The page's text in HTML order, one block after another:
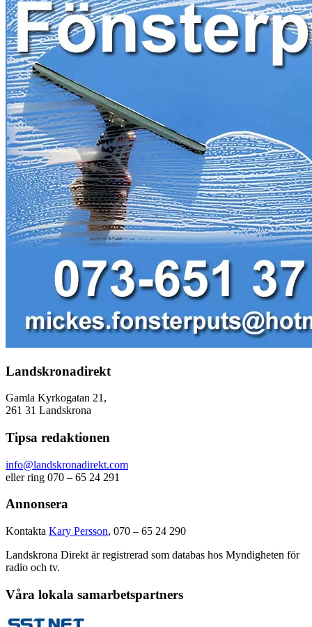
Landskronadirekt
Gamla Kyrkogatan 21,
261 31 Landskrona
Tipsa redaktionen
info@landskronadirekt.com
eller ring 070 – 65 24 291
Annonsera
Kontakta Kary Persson, 070 – 65 24 290
Landskrona Direkt är registrerad som databas hos Myndigheten för
radio och tv.
Våra lokala samarbetspartners